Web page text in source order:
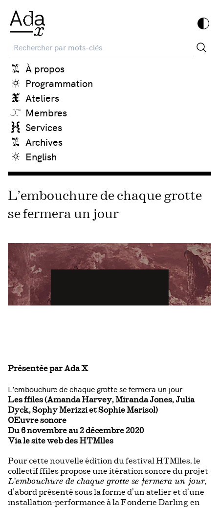
Recherche
À propos
Programmation
Ateliers
Membres
Services
Archives
English
L’embouchure de chaque grotte
se fermera un jour
Présentée par Ada X
L’embouchure de chaque grotte se fermera un jour
Les ffiles (Amanda Harvey, Miranda Jones, Julia
Dyck, Sophy Merizzi et Sophie Marisol)
Œuvre sonore
Du 6 novembre au 2 décembre 2020
Via le site web des HTMlles
Pour cette nouvelle édition du festival HTMlles, le
collectif ffiles propose une itération sonore du projet
L’embouchure de chaque grotte se fermera un jour,
d’abord présenté sous la forme d’un atelier et d’une
installation-performance à la Fonderie Darling en